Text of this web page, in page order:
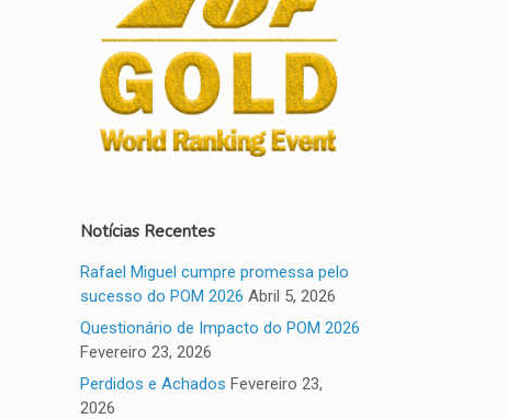
Notícias Recentes
Rafael Miguel cumpre promessa pelo
sucesso do POM 2026 Abril 5, 2026
Questionário de Impacto do POM 2026
Fevereiro 23, 2026
Perdidos e Achados Fevereiro 23,
2026